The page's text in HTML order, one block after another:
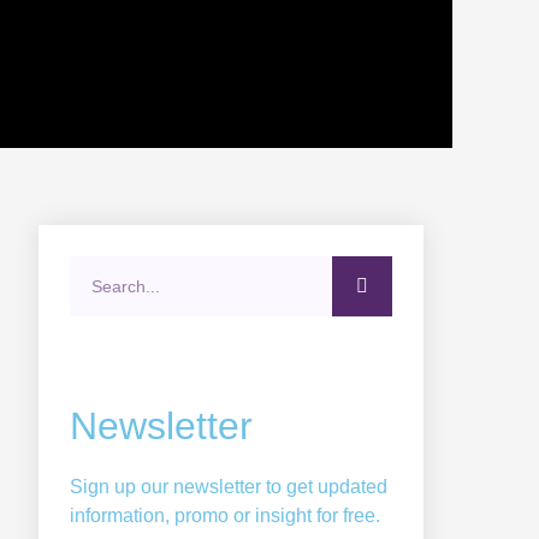
Newsletter
Sign up our newsletter to get updated
information, promo or insight for free.